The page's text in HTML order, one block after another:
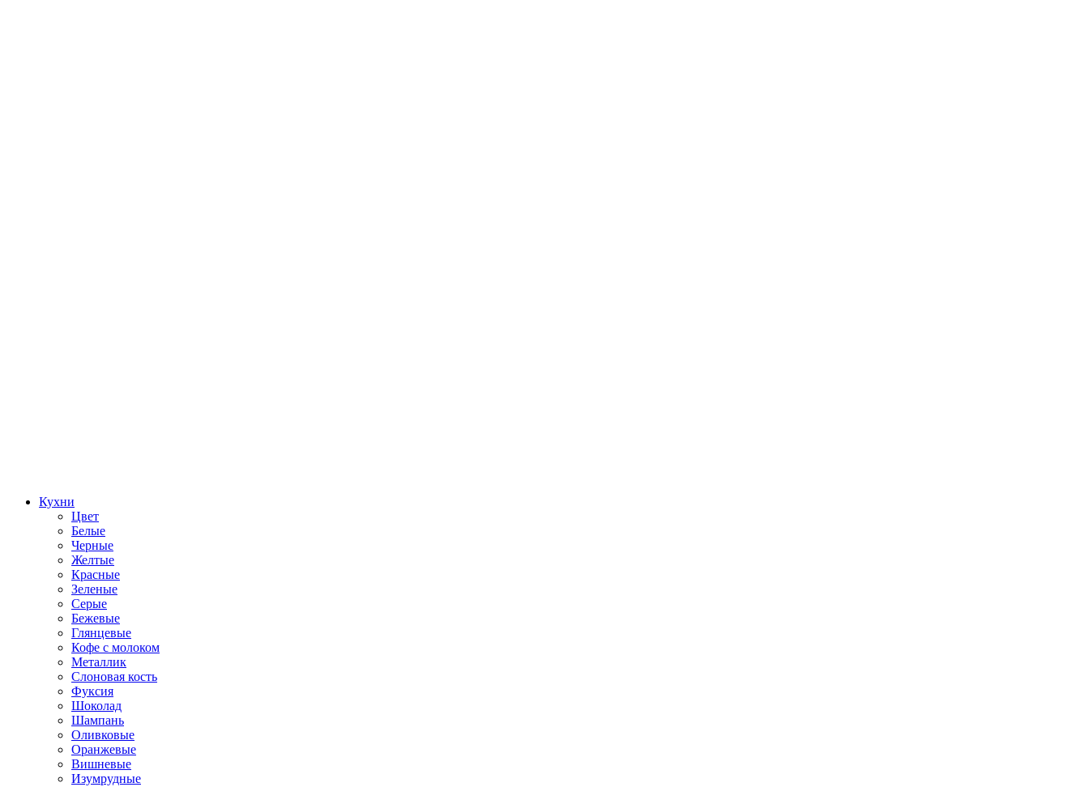
Кухни
Цвет
Белые
Черные
Желтые
Красные
Зеленые
Серые
Бежевые
Глянцевые
Кофе с молоком
Металлик
Слоновая кость
Фуксия
Шоколад
Шампань
Оливковые
Оранжевые
Вишневые
Изумрудные